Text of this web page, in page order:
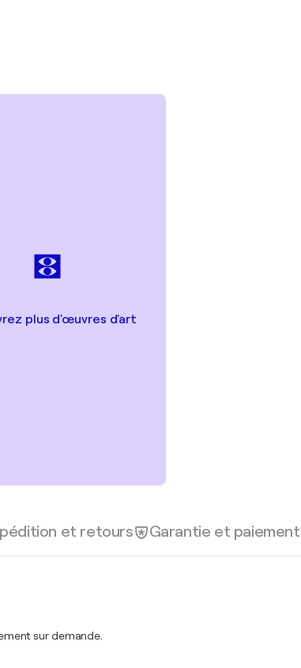
plus d'œuvres d'art
et retours Garantie et paiement
sur demande.